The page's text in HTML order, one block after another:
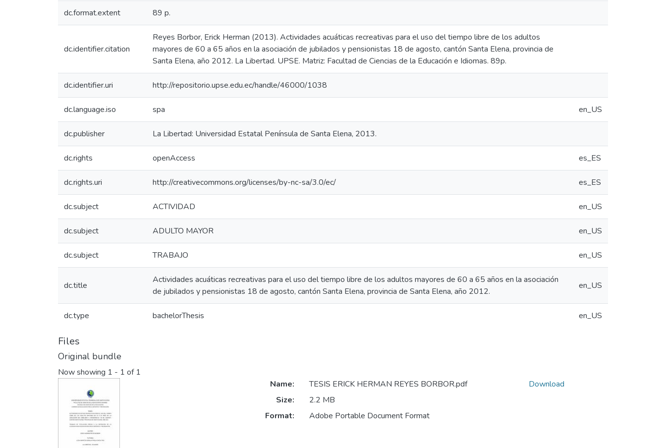
dc.format.extent 89 p.
dc.identifier.citation
Reyes Borbor, Erick Herman (2013). Actividades acuáticas recreativas para el uso del tiempo libre de los adultos
mayores de 60 a 65 años en la asociación de jubilados y pensionistas 18 de agosto, cantón Santa Elena, provincia de
Santa Elena, año 2012. La Libertad. UPSE. Matriz: Facultad de Ciencias de la Educación e Idiomas. 89p.
dc.identifier.uri http://repositorio.upse.edu.ec/handle/46000/1038
dc.language.iso spa en_US
dc.publisher La Libertad: Universidad Estatal Península de Santa Elena, 2013.
dc.rights openAccess es_ES
dc.rights.uri http://creativecommons.org/licenses/by-nc-sa/3.0/ec/ es_ES
dc.subject ACTIVIDAD en_US
dc.subject ADULTO MAYOR en_US
dc.subject TRABAJO en_US
dc.title
Actividades acuáticas recreativas para el uso del tiempo libre de los adultos mayores de 60 a 65 años en la asociación
de jubilados y pensionistas 18 de agosto, cantón Santa Elena, provincia de Santa Elena, año 2012.
en_US
dc.type bachelorThesis en_US
Files
Original bundle
Now showing 1 - 1 of 1
Name:
TESIS ERICK HERMAN REYES BORBOR.pdf
Size:
2.2 MB
Format:
Adobe Portable Document Format
Download